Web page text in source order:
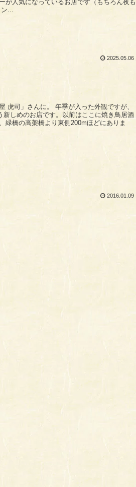
が人気になっているお店です（もちろん夜も
「スタン...
2025.05.06
虎司」さんに。 年季が入った外観ですが、
新しめのお店です。以前はここに焼き鳥居酒
緑橋の高架橋より東側200mほどにありま
2016.01.09